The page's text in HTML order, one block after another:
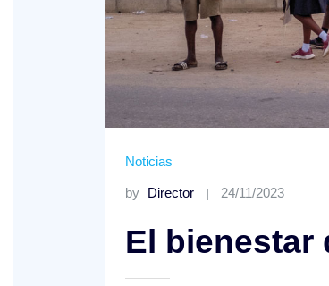
Noticias
by Director 24/11/2023
El bienestar